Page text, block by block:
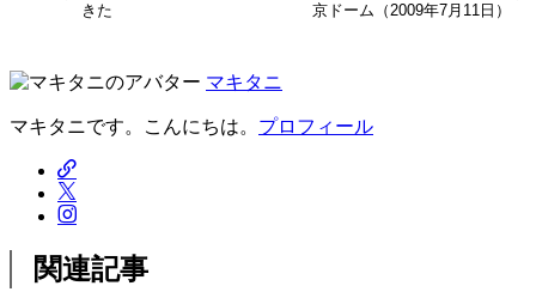
きた
京ドーム（2009年7月11日）
マキタニ
マキタニです。こんにちは。 プロフィール
関連記事